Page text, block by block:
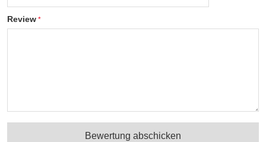
Review
Bewertung abschicken